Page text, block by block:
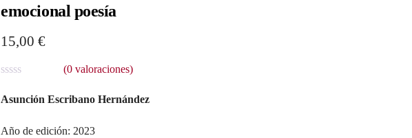
emocional poesía
15,00€
a
r
(0valoraciones)
Asunción Escribano Hernández
Año de edición: 2023